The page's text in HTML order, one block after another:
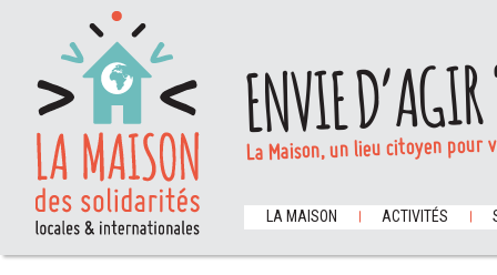
ENVIE
La Maison, un lieu citoyen
LA MAISON ACTIVITÉS